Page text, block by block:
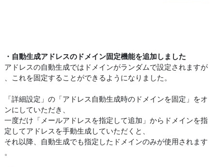
・自動生成アドレスのドメイン固定機能を追加しました
アドレスの自動生成ではドメインがランダムで設定されますが
、これを固定することができるようになりました。
「詳細設定」の「アドレス自動生成時のドメインを固定」をオ
ンにしていただき、
一度だけ「メールアドレスを指定して追加」からドメインを指
定してアドレスを手動生成していただくと、
それ以降、自動生成でも指定したドメインのみが使用されます
。